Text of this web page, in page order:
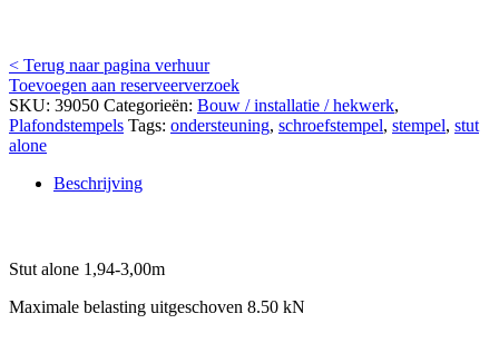
< Terug naar pagina verhuur
Toevoegen aan reserveerverzoek
SKU: 39050 Categorieën: Bouw / installatie / hekwerk,
Plafondstempels Tags: ondersteuning, schroefstempel, stempel, stut
alone
Beschrijving
Stut alone 1,94-3,00m
Maximale belasting uitgeschoven 8.50 kN